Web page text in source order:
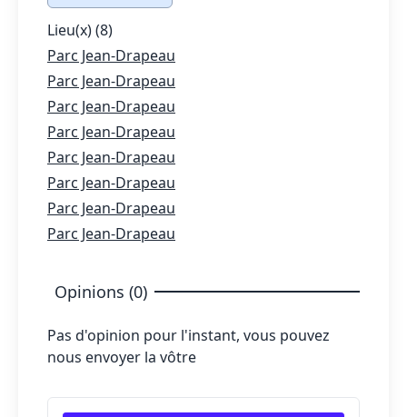
Lieu(x) (8)
Parc Jean-Drapeau
Parc Jean-Drapeau
Parc Jean-Drapeau
Parc Jean-Drapeau
Parc Jean-Drapeau
Parc Jean-Drapeau
Parc Jean-Drapeau
Parc Jean-Drapeau
Opinions (0)
Pas d'opinion pour l'instant, vous pouvez
nous envoyer la vôtre